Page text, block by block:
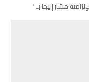
مشار إليها بـ*